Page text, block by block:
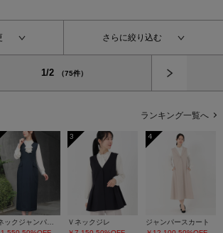
さらに絞り込む
1/2 （75件）
ランキング一覧へ
Ｖネックジャンパースカート
3
Ｖネックジレ
4
ジャンパースカート